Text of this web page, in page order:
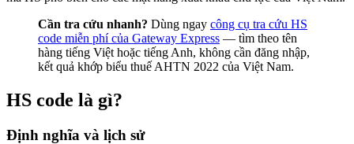
Cần tra cứu nhanh? Dùng ngay công cụ tra cứu HS
code miễn phí của Gateway Express — tìm theo tên
hàng tiếng Việt hoặc tiếng Anh, không cần đăng nhập,
kết quả khớp biểu thuế AHTN 2022 của Việt Nam.
HS code là gì?
Định nghĩa và lịch sử